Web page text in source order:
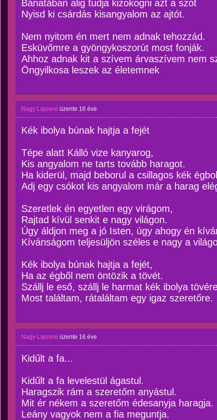
Bánatában alig tudja kizokogni azt a szót
Nyisd ki csárdás kisangyalom az ajtót.
Nem nyitom én mert nem adnak tehozzád.
Esküvőmre a gyöngykoszorút most fonják.
Ahhoz adnak kit a szívem árvaszívem nem
Öngyilkosa leszek az életemnek
Nagy Lajosné üzente 16 éve
Kék ibolya búnak hajtja a fejét
Tépe alatt Kálló vize kanyarog,
Kis angyalom ne tarts tovább haragot.
Ha kiderül, majd beborul a csillagos kék
Adj egy csókot kis angyalom már a harag
Szeretlek én egyetlen egy virágom,
Rajtad kívül senkit e nagy világon.
Úgy áldjon meg a jó Isten, úgy ahogy én
Kívánságom teljesüljön széles e nagy a
Kék ibolya búnak hajtja a fejét,
Ha az égből nem öntözik a tövét.
Szállj le eső, szállj le harmat kék ibolya
Most találtam, rátaláltam egy igaz szeretőre.
Nagy Lajosné üzente 16 éve
Kidűlt a fa...
Kidűlt a fa levelestül ágastul.
Haragszik rám a szeretőm anyástul.
Mit ér nékem a szeretőm édesanyja haragja.
Leány vagyok nem a fia meguntja.